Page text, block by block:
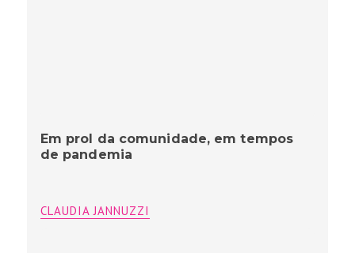
Em prol da comunidade, em tempos
de pandemia
CLAUDIA JANNUZZI